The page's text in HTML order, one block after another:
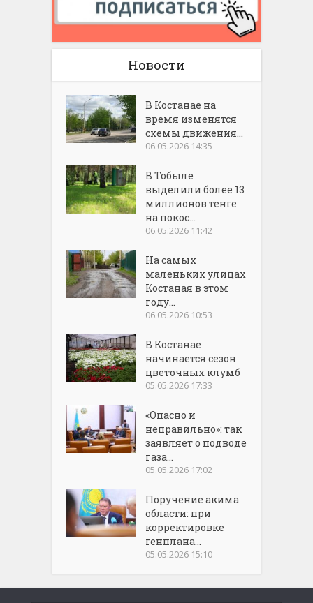
Новости
В Костанае на
время изменятся
схемы движения...
06.05.2026 14:35
В Тобыле
выделили более 13
миллионов тенге
на покос...
06.05.2026 11:42
На самых
маленьких улицах
Костаная в этом
году...
06.05.2026 10:53
В Костанае
начинается сезон
цветочных клумб
05.05.2026 17:33
«Опасно и
неправильно»: так
заявляет о подводе
газа...
05.05.2026 17:02
Поручение акима
области: при
корректировке
генплана...
05.05.2026 15:10